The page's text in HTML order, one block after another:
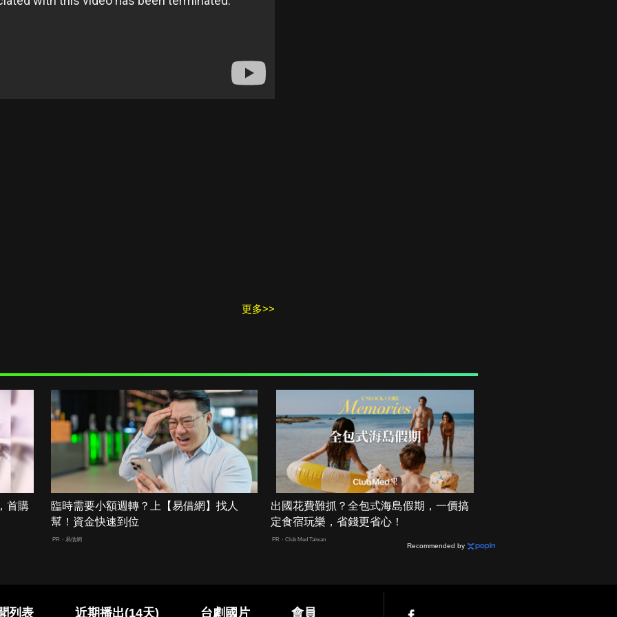
更多>>
首購
臨時需要小額週轉？上【易借網】找人
幫！資金快速到位
PR・易借網
出國花費難抓？全包式海島假期，一價搞
定食宿玩樂，省錢更省心！
PR・Club Med Taiwan
Recommended by
列表 近期播出(14天) 台劇國片 會員